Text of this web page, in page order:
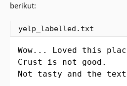
berikut:
yelp_labelled.txt
Wow... Loved this place.
Crust is not good.	        0